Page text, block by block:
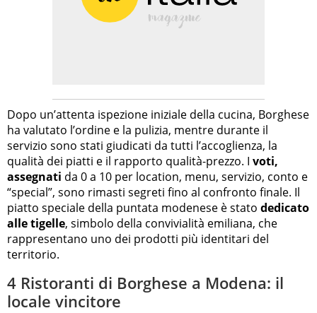
Dopo un’attenta ispezione iniziale della cucina, Borghese
ha valutato l’ordine e la pulizia, mentre durante il
servizio sono stati giudicati da tutti l’accoglienza, la
qualità dei piatti e il rapporto qualità-prezzo. I voti,
assegnati da 0 a 10 per location, menu, servizio, conto e
“special”, sono rimasti segreti fino al confronto finale. Il
piatto speciale della puntata modenese è stato dedicato
alle tigelle, simbolo della convivialità emiliana, che
rappresentano uno dei prodotti più identitari del
territorio.
4 Ristoranti di Borghese a Modena: il
locale vincitore